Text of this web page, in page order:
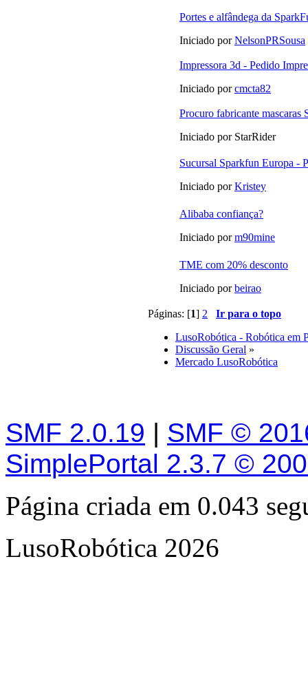
Portes e alfândega da
Iniciado porNelsonPRSousa
Impressora 3d - Pedido
Iniciado porcmcta82
Procuro fabricante mascaras
Iniciado por StarRider
Sucursal Sparkfun Europa -
Iniciado porKristey
Alibaba confiança?
Iniciado porm90mine
TME com 20% desconto
Iniciado porbeirao
Páginas: [1] 2
Ir para o topo
LusoRobótica - Robótica em
Discussão Geral »
Mercado LusoRobótica
SMF 2.0.19 | SMF ©
SimplePortal 2.3.7 ©
Página criada em 0.043
LusoRobótica 2026